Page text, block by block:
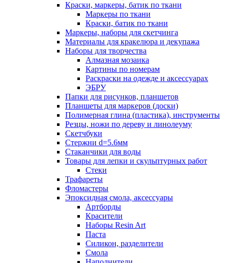
Краски, маркеры, батик по ткани
Маркеры по ткани
Краски, батик по ткани
Маркеры, наборы для скетчинга
Материалы для кракелюра и декупажа
Наборы для творчества
Алмазная мозаика
Картины по номерам
Раскраски на одежде и аксессуарах
ЭБРУ
Папки для рисунков, планшетов
Планшеты для маркеров (доски)
Полимерная глина (пластика), инструменты
Резцы, ножи по дереву и линолеуму
Скетчбуки
Стержни d=5.6мм
Стаканчики для воды
Товары для лепки и скульптурных работ
Стеки
Трафареты
Фломастеры
Эпоксидная смола, аксессуары
Артборды
Красители
Наборы Resin Art
Паста
Силикон, разделители
Смола